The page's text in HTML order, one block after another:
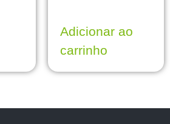
Adicionar ao
carrinho